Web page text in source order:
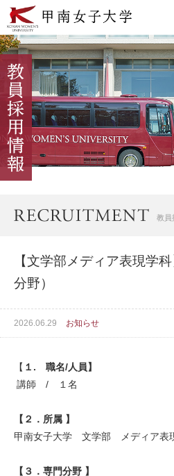
本
文
へ
の
リ
ン
ク
ナ
ビ
ゲ
ー
シ
ョ
教員
【文学部メディア表現学
分野）
2026.06.29 お知らせ
【 １. 職名/人員】
講師 / １名
【２． 所属 】
甲南女子大学 文学部 メディア表
【３．専門分野 】